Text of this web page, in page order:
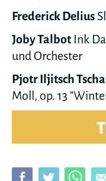
Frederick Delius
Joby TalbotInk
und Orchester
Pjotr Iljitsch
Moll, op. 13